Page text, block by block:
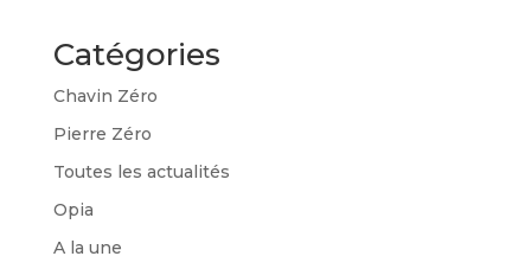
Catégories
Chavin Zéro
Pierre Zéro
Toutes les actualités
Opia
A la une